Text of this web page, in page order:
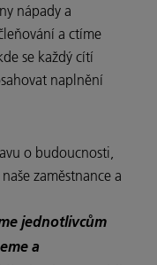
nápady a
a ctíme
se každý cítí
naplnění
o budoucnosti,
zaměstnance a
jednotlivcům
a